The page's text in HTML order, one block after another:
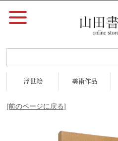
浮世絵 美術作品
[前のページに戻る]